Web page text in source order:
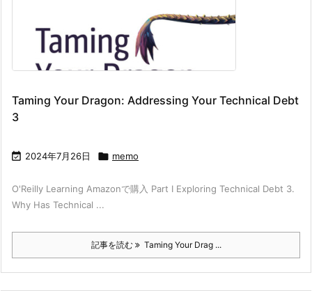
Taming Your Dragon: Addressing Your Technical Debt
3
 2024年7月26日  memo
O'Reilly Learning Amazonで購入 Part I Exploring Technical Debt 3.
Why Has Technical ...
記事を読む Taming Your Drag ...